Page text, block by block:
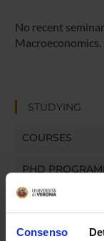
Consenso
No recent
Macroeconomics.
STUDYING
COURSES
PHD